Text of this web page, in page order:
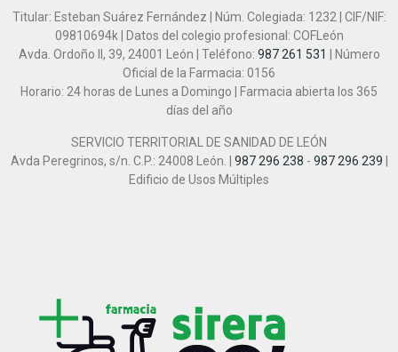
Titular: Esteban Suárez Fernández | Núm. Colegiada: 1232 | CIF/NIF:
09810694k | Datos del colegio profesional: COFLeón
Avda. Ordoño II, 39, 24001 León | Teléfono: 987 261 531
| Número
Oficial de la Farmacia: 0156
Horario: 24 horas de Lunes a Domingo | Farmacia abierta los 365
días del año
SERVICIO TERRITORIAL DE SANIDAD DE LEÓN
Avda Peregrinos, s/n. C.P.: 24008 León. | 987 296 238 - 987 296 239
Edificio de Usos Múltiples